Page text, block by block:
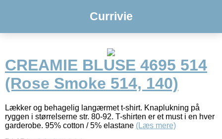
Currivie
CREAMIE BLUSE 4695 514
(Rose Smoke 514, 140)
Lækker og behagelig langærmet t-shirt. Knaplukning på
ryggen i størrelserne str. 80-92. T-shirten er et must i en hver
garderobe. 95% cotton / 5% elastane (Læs mere)